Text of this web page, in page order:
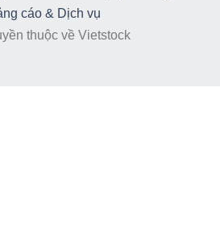
cáo & Dịch vụ
thuộc về Vietstock